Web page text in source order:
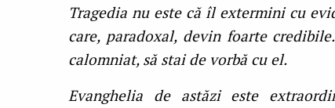
Tragedia nu este că îl extermini cu
care, paradoxal, devin foarte
calomniat, să stai de vorbă cu el.
Evanghelia de astăzi este